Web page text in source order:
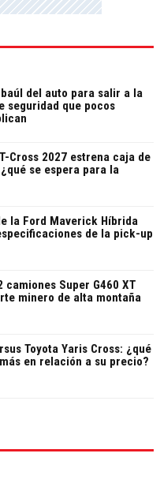
del auto para salir a la
seguridad que pocos
Cross 2027 estrena caja de
se espera para la
la Ford Maverick Híbrida
de la pick-up
camiones Super G460 XT
minero de alta montaña
Toyota Yaris Cross: ¿qué
en relación a su precio?